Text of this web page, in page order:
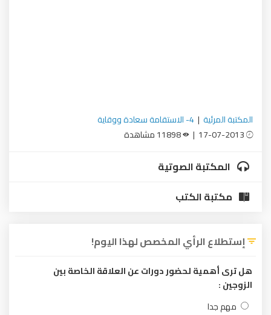
المكتبة المرئية | 4- الاستقامة سعادة ووقاية
المكتبة الصوتية
مكتبة الكتب
إستطلاع الرأي المخصص لهذا اليوم!
هل ترى أهمية لحضور دورات عن العلاقة الخاصة بين
الزوجين :
مهم جدا